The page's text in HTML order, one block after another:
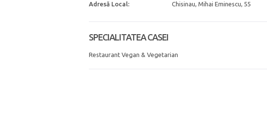
Adresă Local: Chisinau, Mihai Eminescu, 55
SPECIALITATEA CASEI
Restaurant Vegan & Vegetarian